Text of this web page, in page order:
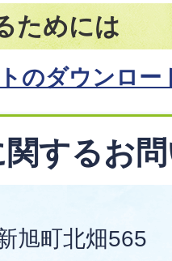
ためには
のダウンロー
するお
旭町北畑565